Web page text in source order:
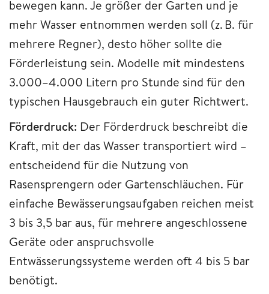
bewegen kann. Je größer der Garten und je
mehr Wasser entnommen werden soll (z. B. für
mehrere Regner), desto höher sollte die
Förderleistung sein. Modelle mit mindestens
3.000–4.000 Litern pro Stunde sind für den
typischen Hausgebrauch ein guter Richtwert.
Förderdruck: Der Förderdruck beschreibt die
Kraft, mit der das Wasser transportiert wird –
entscheidend für die Nutzung von
Rasensprengern oder Gartenschläuchen. Für
einfache Bewässerungsaufgaben reichen meist
3 bis 3,5 bar aus, für mehrere angeschlossene
Geräte oder anspruchsvolle
Entwässerungssysteme werden oft 4 bis 5 bar
benötigt.